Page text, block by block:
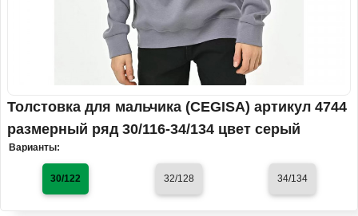
Толстовка для мальчика (CEGISA) артикул 4744
размерный ряд 30/116-34/134 цвет серый
Варианты:
30/122 32/128 34/134